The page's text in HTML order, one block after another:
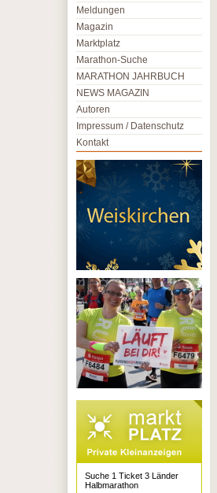
Meldungen
Magazin
Marktplatz
Marathon-Suche
MARATHON JAHRBUCH
NEWS MAGAZIN
Autoren
Impressum / Datenschutz
Kontakt
Suche 1 Ticket 3 Länder
Halbmarathon